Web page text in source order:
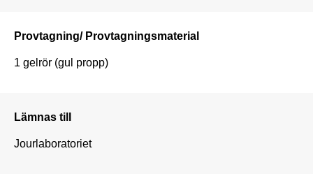
Provtagning/ Provtagningsmaterial
1 gelrör (gul propp)
Lämnas till
Jourlaboratoriet